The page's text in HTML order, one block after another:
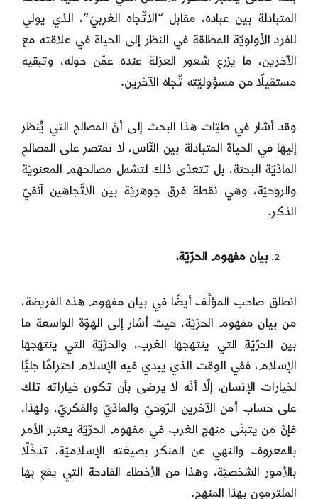
المتبادلة بين عباده، مقابل “الاتّجاه الغربيّ”، الذي يولي
للفرد الأولويّة المطلقة في النظر إلى الحياة في علاقته مع
الآخرين، ما يزرع شعور العزلة عنده عمّن حوله، وتبقيه
مستقيلًا من مسؤوليّته تّجاه الآخرين.
وقد أشار في طيّات هذا البحث إلى أنّ المصالح التي يُنظر
إليها في الحياة المتبادلة بين النّاس، لا تقتصر على المصالح
المادّيّة البحتة، بل تتعدّى ذلك لتشمل مصالحهم المعنويّة
والروحيّة، وهي نقطة فرق جوهريّة بين الاتّجاهين آنفيّ
الذكر.
بيان مفهوم الحرّيّة.
انطلق صاحب المؤلَّف أيضًا في بيان مفهوم هذه الفريضة،
من بيان مفهوم الحرّيّة، حيث أشار إلى الهوّة الواسعة ما
بين الحرّيّة التي ينتهجها الغرب، والحرّيّة التي ينتهجها
الإسلام، ففي الوقت الذي يبدي فيه الإسلام احترامًا جليًّا
لخيارات الإنسان، إلّا أنّه لا يرضى بأن تكون خياراته تلك
على حساب أمن الآخرين الرّوحيّ والمادّيّ والفكريّ، ولهذا،
فإنّ من يتبنّى منهج الغرب في مفهوم الحرّيّة يعتبر الأمر
بالمعروف والنهي عن المنكر بصيغته الإسلاميّة، تدخّلًا
بالأمور الشخصيّة، وهذا من الأخطاء الفادحة التي يقع بها
الملتزمون بهذا المنهج.